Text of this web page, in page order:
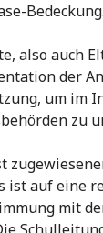
Bedeckung.
also auch
der
um im
zu
ist auf eine
mit